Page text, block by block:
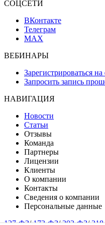
СОЦСЕТИ
ВКонтакте
Телеграм
MAX
ВЕБИНАРЫ
Зарегистрироваться
Запросить запись
НАВИГАЦИЯ
Новости
Статьи
Отзывы
Команда
Партнеры
Лицензии
Клиенты
О компании
Контакты
Сведения о компании
Персональные данные